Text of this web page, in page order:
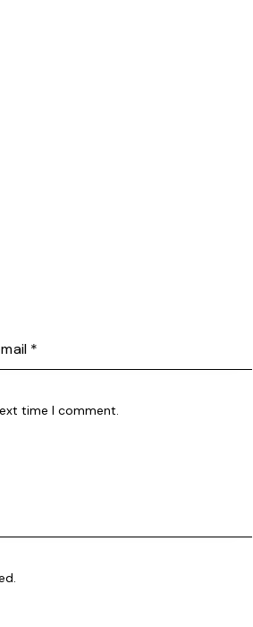
time I comment.